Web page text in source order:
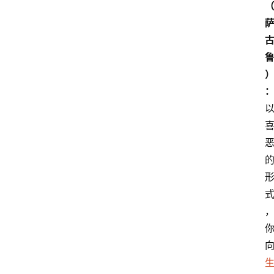
（
萨
古
鲁
）
：
以
喜
恶
的
形
式
，
你
向
生